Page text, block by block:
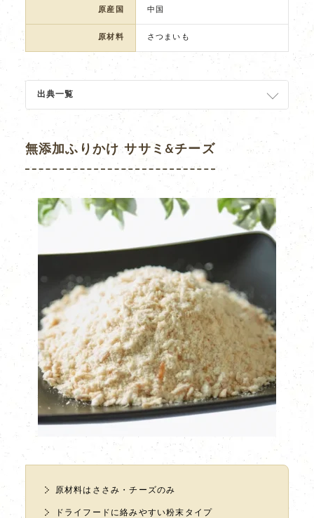
原産国 中国
原材料 さつまいも
出典一覧
無添加ふりかけ ササミ&チーズ
原材料はささみ・チーズのみ
ドライフードに絡みやすい粉末タイプ